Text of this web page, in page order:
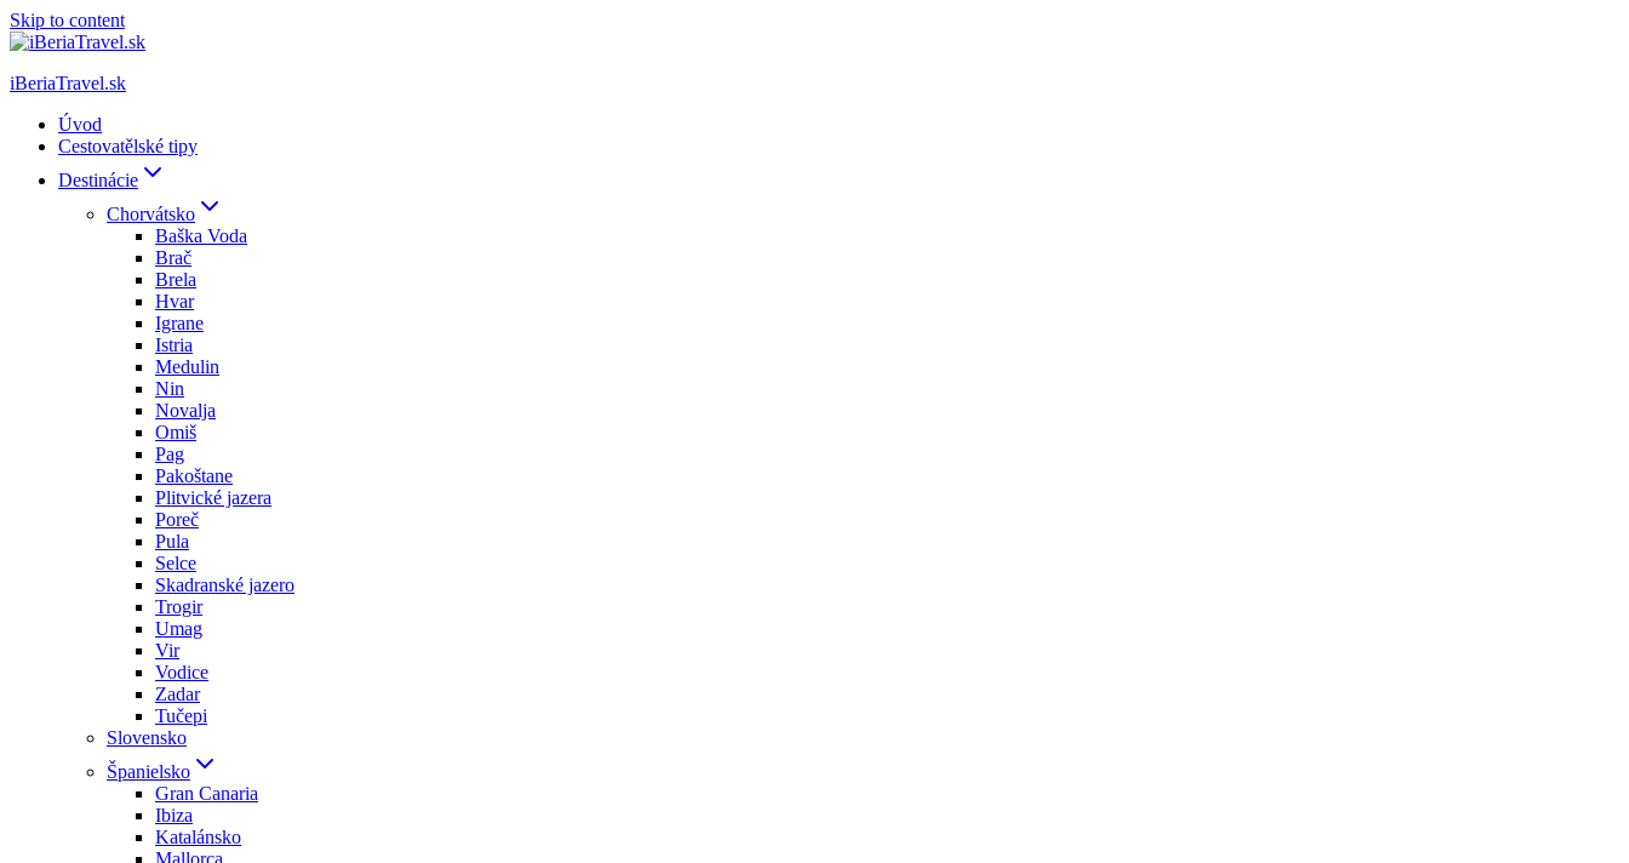
Skip to content
iBeriaTravel.sk
Úvod
Cestovatělské tipy
Destinácie
Chorvátsko
Baška Voda
Brač
Brela
Hvar
Igrane
Istria
Medulin
Nin
Novalja
Omiš
Pag
Pakoštane
Plitvické jazera
Poreč
Pula
Selce
Skadranské jazero
Trogir
Umag
Vir
Vodice
Zadar
Tučepi
Slovensko
Španielsko
Gran Canaria
Ibiza
Katalánsko
Mallorca